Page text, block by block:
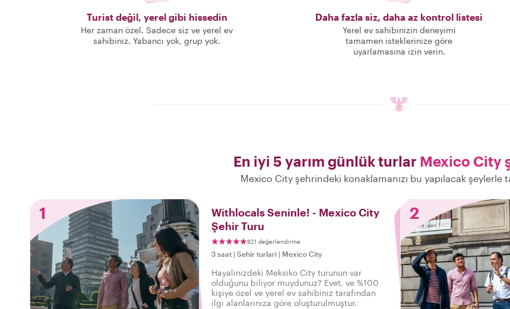
Turist değil, yerel gibi hissedin
Her zaman özel. Sadece siz ve yerel ev
sahibiniz. Yabancı yok, grup yok.
Daha fazla siz, daha az kontrol listesi
Yerel ev sahibinizin deneyimi
tamamen isteklerinize göre
uyarlamasına izin verin.
En iyi 5 yarım günlük turlar Mexico City
Mexico City şehrindeki konaklamanızı bu yapılacak şeylerle
1
Withlocals Seninle! - Mexico City
Şehir Turu
821 değerlendirme
3 saat | Sehir turlari | Mexico City
Hayalinizdeki Meksiko City turunun var
olduğunu biliyor muydunuz? Evet, ve %100
kişiye özel ve yerel ev sahibiniz tarafından
ilgi alanlarınıza göre oluşturulmuştur.
2